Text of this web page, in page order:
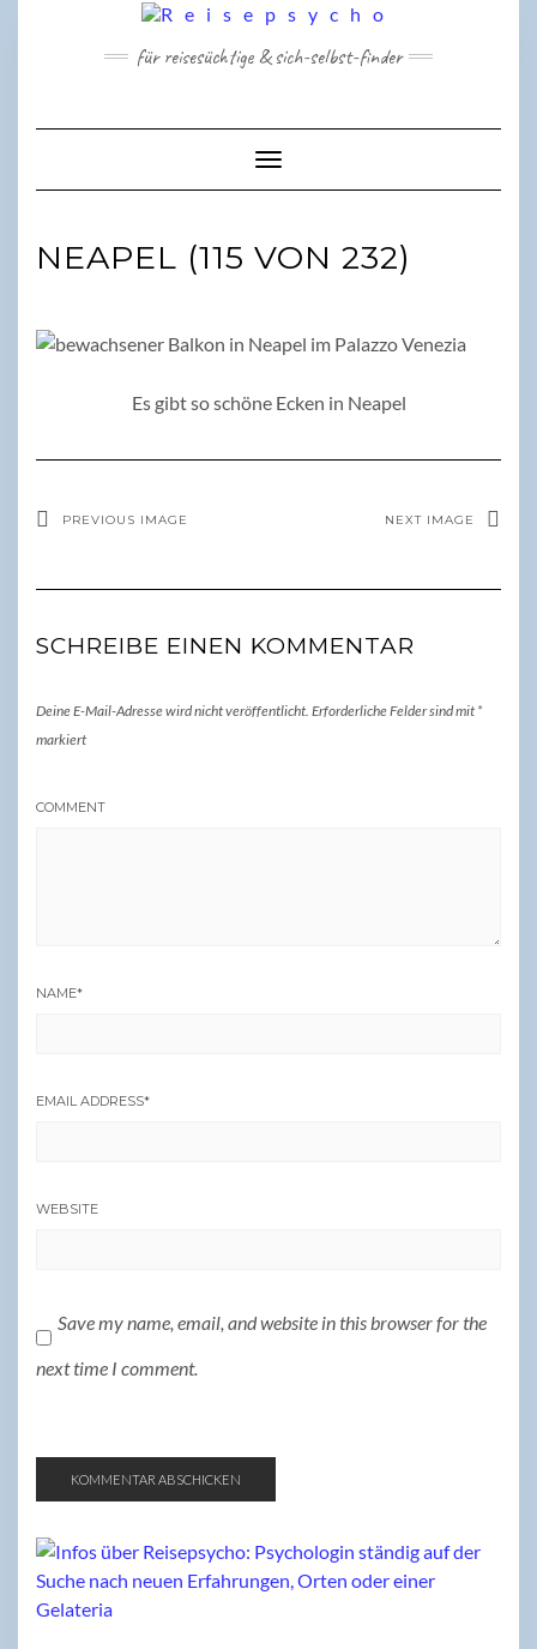
für reisesüchtige & sich-selbst-finder
Toggle Navigation
NEAPEL (115 VON 232)
Es gibt so schöne Ecken in Neapel
PREVIOUS IMAGE NEXT IMAGE
SCHREIBE EINEN KOMMENTAR
Deine E-Mail-Adresse wird nicht veröffentlicht. Erforderliche Felder sind mit *
markiert
COMMENT
NAME*
EMAIL ADDRESS*
WEBSITE
Save my name, email, and website in this browser for the
next time I comment.